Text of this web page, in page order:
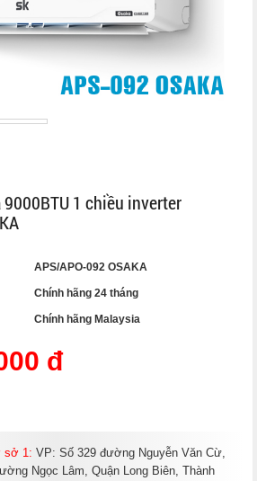
1 chiều inverter
APS/APO-092 OSAKA
Chính hãng 24 tháng
Chính hãng Malaysia
đ
sở 1: VP: Số 329 đường Nguyễn Văn Cừ,
Ngọc Lâm, Quận Long Biên, Thành